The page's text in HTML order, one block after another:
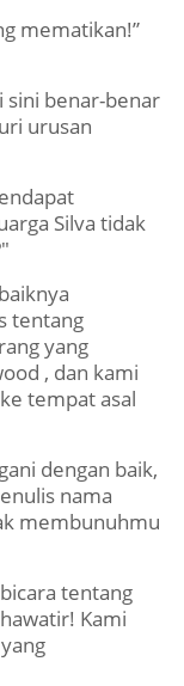
mematikan!”
sini benar-benar
urusan
Silva tidak
tentang
yang
, dan kami
tempat asal
dengan baik,
nama
membunuhmu
tentang
Kami